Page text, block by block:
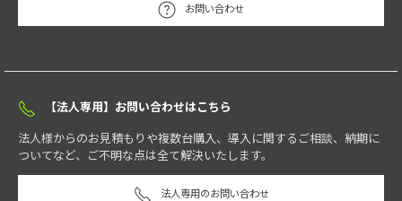
お問い合わせ
【法人専用】お問い合わせはこちら
法人様からのお見積もりや複数台購入、導入に関するご相談、納期に
ついてなど、ご不明な点は全て解決いたします。
法人専用のお問い合わせ